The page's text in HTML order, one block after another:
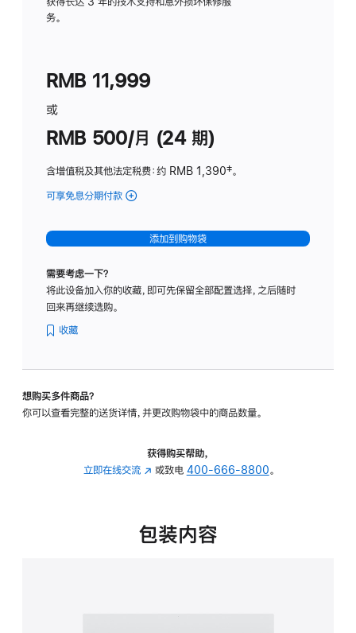
务。
RMB 11,999
或
RMB 500/月 (24 期)
含增值税及其他法定税费：约 RMB 1,390脚
‡。
可享免息分期付款 (Studio
-
标
璃
转
的
添加到购物袋
需要考虑一下？
将此设备加入你的收藏，即可先保留全部配置选择，之后随时
回来再继续选购。
收藏
想购买多件商品？
你可以查看完整的送货详情，并更改购物袋中的商品数量。
获得购买帮助，
立即在线交流 (在
中
或致电 400-666-8800。
包装内容